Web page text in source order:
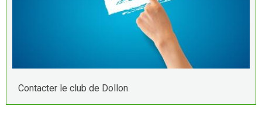
Contacter le club de Dollon